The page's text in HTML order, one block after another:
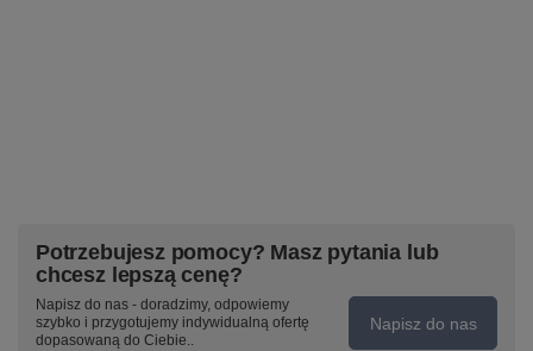
Potrzebujesz pomocy? Masz pytania lub
chcesz lepszą cenę?
Napisz do nas - doradzimy, odpowiemy
szybko i przygotujemy indywidualną ofertę
dopasowaną do Ciebie..
Napisz do nas